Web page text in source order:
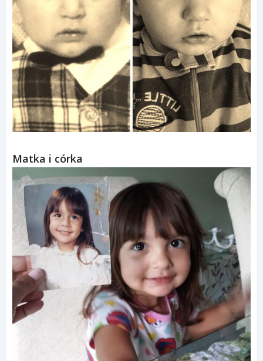
Matka i córka